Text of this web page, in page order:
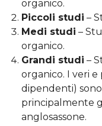
organico.
Piccoli studi –
Medi studi –
organico.
Grandi studi –
organico. I veri
dipendenti)
principalmente
anglosassone.